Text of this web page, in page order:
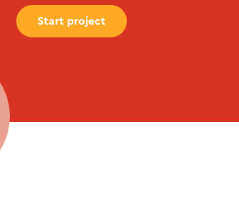
Start project